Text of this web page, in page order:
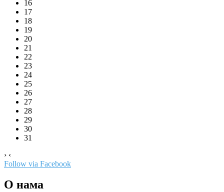
16
17
18
19
20
21
22
23
24
25
26
27
28
29
30
31
› ‹
Follow via Facebook
О нама